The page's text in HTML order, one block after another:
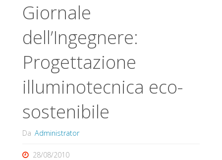
Giornale
dell’Ingegnere:
Progettazione
illuminotecnica eco-
sostenibile
Da Administrator
28/08/2010